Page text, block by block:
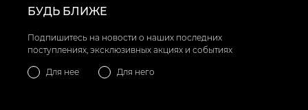
БУДЬ БЛИЖЕ
Подпишитесь на новости о наших последних
поступлениях, эксклюзивных акциях и событиях
Для нее Для него